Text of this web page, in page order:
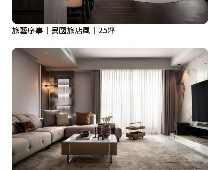
旅藝序事│異國旅店風│25坪